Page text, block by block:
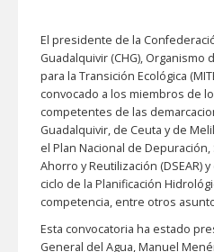
El presidente de la
Guadalquivir (CHG),
para la Transición Ecológica
convocado a los miembros de
competentes de las
Guadalquivir, de Ceuta y de
el Plan Nacional de
Ahorro y Reutilización (DSEAR)
ciclo de la Planificación
competencia, entre otros
Esta convocatoria ha estado
General del Agua, Manuel